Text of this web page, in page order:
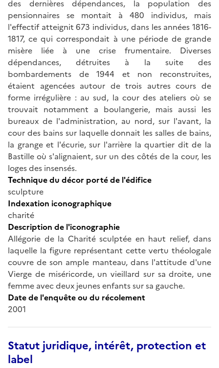
des dernières dépendances, la population des
pensionnaires se montait à 480 individus, mais
l'effectif atteignit 673 individus, dans les années 1816-
1817, ce qui correspondait à une période de grande
misère liée à une crise frumentaire. Diverses
dépendances, détruites à la suite des
bombardements de 1944 et non reconstruites,
étaient agencées autour de trois autres cours de
forme irrégulière : au sud, la cour des ateliers où se
trouvait notamment a boulangerie, mais aussi les
bureaux de l'administration, au nord, sur l'avant, la
cour des bains sur laquelle donnait les salles de bains,
la grange et l'écurie, sur l'arrière la quartier dit de la
Bastille où s'alignaient, sur un des côtés de la cour, les
loges des insensés.
Technique du décor porté de l'édifice
sculpture
Indexation iconographique
charité
Description de l'iconographie
Allégorie de la Charité sculptée en haut relief, dans
laquelle la figure représentant cette vertu théologale
couvre de son ample manteau, dans l'attitude d'une
Vierge de miséricorde, un vieillard sur sa droite, une
femme avec deux jeunes enfants sur sa gauche.
Date de l'enquête ou du récolement
2001
Statut juridique, intérêt, protection et
label